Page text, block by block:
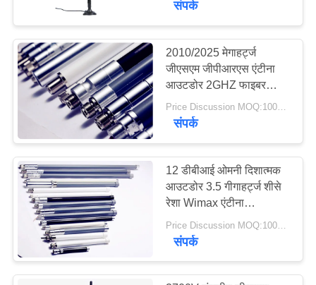
433 मेगाहर्ट्ज एंटीना
20
868 मेगाहर्ट्ज एंटीना
28
संपर्क
2010/2025 मेगाहर्ट्ज
जीएसएम जीपीआरएस एंटीना
आउटडोर 2GHZ फाइबर
ग्लास ओमनी दिशा एंटीना
Price Discussion MOQ:100PCS
संपर्क
12 डीबीआई ओमनी दिशात्मक
आउटडोर 3.5 गीगाहर्ट्ज शीसे
रेशा Wimax एंटीना
3400/3600 मेगाहर्ट्ज
संपर्क